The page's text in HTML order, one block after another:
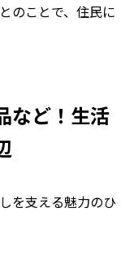
のことで、住民に
など！生活
を支える魅力のひ